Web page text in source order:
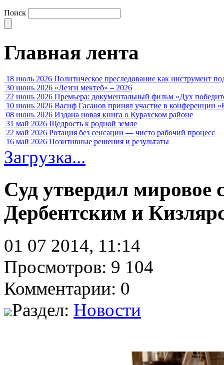
Поиск
Главная лента
18 июль 2026 Политическое преследование как инструмент
30 июнь 2026 «Лезги мектеб» – 2026
22 июнь 2026 Премьера: документальный фильм «Дух
10 июнь 2026 Васиф Гасанов принял участие в конференции
08 июнь 2026 Издана новая книга о Курахском районе
31 май 2026 Щедрость к родной земле
22 май 2026 Ротация без сенсации — чисто рабочий процесс
16 май 2026 Позитивные решения и результаты
Загрузка...
Суд утвердил мировое
Дербентским и
01 07 2014, 11:14
Просмотров: 9 104
Комментарии: 0
Раздел: Новости